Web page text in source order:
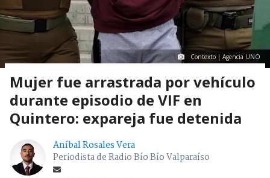
Contexto | Agencia UNO
Mujer fue arrastrada por vehículo
durante episodio de VIF en
Quintero: expareja fue detenida
Aníbal Rosales Vera
Periodista de Radio Bío Bío Valparaíso